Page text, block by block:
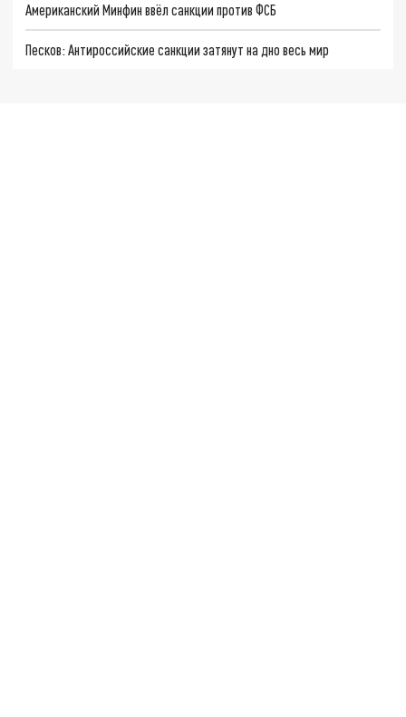
Американский Минфин ввёл санкции против ФСБ
Песков: Антироссийские санкции затянут на дно весь мир